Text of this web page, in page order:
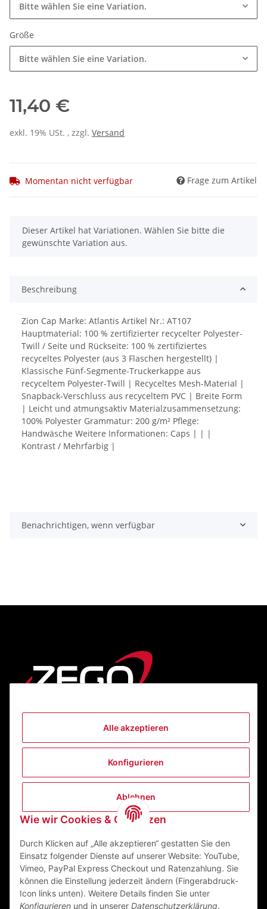
Alle akzeptieren
Konfigurieren
Ablehnen
Wie wir Cookies & Co nutzen
Durch Klicken auf „Alle akzeptieren“ gestatten Sie den
Einsatz folgender Dienste auf unserer Website: YouTube,
Vimeo, PayPal Express Checkout und Ratenzahlung. Sie
können die Einstellung jederzeit ändern (Fingerabdruck-
Icon links unten). Weitere Details finden Sie unter
Konfigurieren und in unserer Datenschutzerklärung.
Bitte wählen Sie eine Variation.
Größe
Bitte wählen Sie eine Variation.
11,40 €
exkl. 19% USt. , zzgl. Versand
Momentan nicht verfügbar Frage zum Artikel
x
Dieser Artikel hat Variationen. Wählen Sie bitte die
gewünschte Variation aus.
Beschreibung
Zion Cap Marke: Atlantis Artikel Nr.: AT107
Hauptmaterial: 100 % zertifizierter recycelter Polyester-
Twill / Seite und Rückseite: 100 % zertifiziertes
recyceltes Polyester (aus 3 Flaschen hergestellt) |
Klassische Fünf-Segmente-Truckerkappe aus
recyceltem Polyester-Twill | Recyceltes Mesh-Material |
Snapback-Verschluss aus recyceltem PVC | Breite Form
| Leicht und atmungsaktiv Materialzusammensetzung:
100% Polyester Grammatur: 200 g/m² Pflege:
Handwäsche Weitere Informationen: Caps | | |
Kontrast / Mehrfarbig |
Benachrichtigen, wenn verfügbar
Informationen
ZEGO Textilveredelungszentrum GmbH
63741 Aschaffenburg Deutschland
Mail:info@zego-tvz.de
Tel.:06021 59092-0